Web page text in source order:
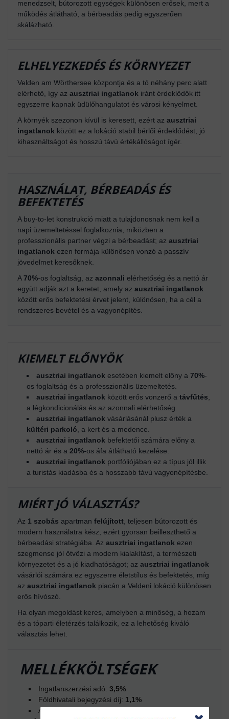
menedzselt, bútorozott egységek különösen erősek, mert a
működés átlátható, a bérbeadás pedig egyszerűen
skálázható.
ELHELYEZKEDÉS ÉS KÖRNYEZET
Velden am Wörthersee központja és a tó néhány perc alatt
elérhető, így az ausztriai ingatlanok iránt érdeklődők itt
egyszerre kapnak üdülőhangulatot és városi kényelmet.
A környék szezonon kívül is keresett, ezért az ausztriai
ingatlanok között ez a lokáció stabil bérlői érdeklődést, jó
kihasználtságot és hosszú távú értékállóságot ígér.
HASZNÁLAT, BÉRBEADÁS ÉS
BEFEKTETÉS
A buy-to-let konstrukció miatt a tulajdonosnak nem kell a
napi üzemeltetéssel foglalkoznia, miközben a
professzionális partner végzi a bérbeadást; az ausztriai
ingatlanok ezen formája különösen vonzó a passzív
jövedelmet keresőknek.
A70%-os foglaltság, az azonnali elérhetőség és a nettó ár
együtt adják azt a keretet, amely az ausztriai ingatlanok
között erős befektetési érvet jelent, különösen, ha a cél a
rendszeres bevétel és a vagyonépítés.
KIEMELT ELŐNYÖK
ausztriai ingatlanok esetében kiemelt előny a 70%-
os foglaltság és a professzionális üzemeltetés.
ausztriai ingatlanok között erős vonzerő a távfűtés
a légkondicionálás és az azonnali elérhetőség.
ausztriai ingatlanok vásárlásánál plusz érték a
kültéri parkoló , a kert és a medence.
ausztriai ingatlanok befektetői számára előny a
nettó ár és a 20%-os áfa átlátható kezelése.
ausztriai ingatlanok portfóliójában ez a típus jól illik
a turistás kiadásba és a hosszabb távú vagyonépítésbe.
MIÉRT JÓ VÁLASZTÁS?
Az 1 szobás apartman felújított , teljesen bútorozott és
modern használatra kész, ezért gyorsan beilleszthető a
bérbeadási stratégiába. Az ausztriai ingatlanok ezen
szegmense jól ötvözi a modern kialakítást, a természeti
környezetet és a jó kiadhatóságot; az ausztriai ingatlanok
vásárlói számára ez egyszerre életstílus és befektetés, míg
az ausztriai ingatlanok piacán a Veldeni lokáció különösen
erős hívószó.
Ha olyan megoldást keres, amelyben a minőség, a hozam
és a tóparti életérzés találkozik, ez a lehetőség kiváló
választás lehet.
MELLÉKKÖLTSÉGEK
Ingatlanszerzési adó: 3,5%
Földhivatali bejegyzési díj: 1,1%
Adásvételi szerződés elkészítése: